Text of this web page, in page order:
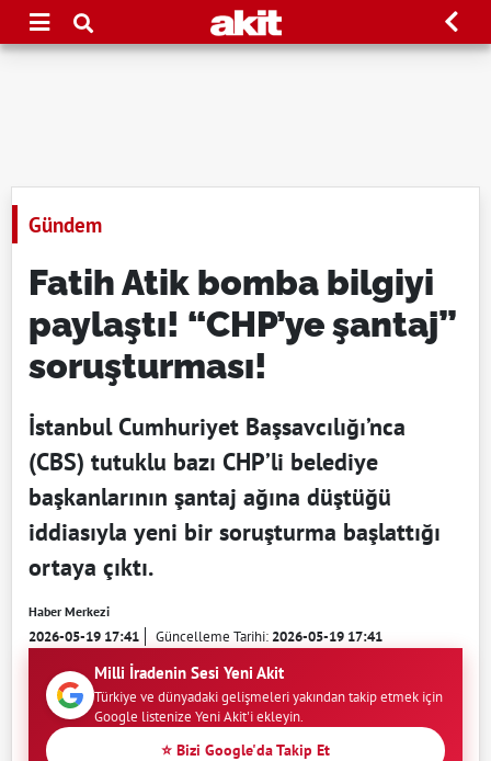
Gündem
Fatih Atik bomba bilgiyi
paylaştı! “CHP’ye şantaj”
soruşturması!
İstanbul Cumhuriyet Başsavcılığı’nca
(CBS) tutuklu bazı CHP’li belediye
başkanlarının şantaj ağına düştüğü
iddiasıyla yeni bir soruşturma başlattığı
ortaya çıktı.
Haber Merkezi
2026-05-19 17:41 Güncelleme Tarihi:2026-05-19 17:41
Milli İradenin Sesi Yeni Akit
Türkiye ve dünyadaki gelişmeleri yakından takip etmek için
Google listenize Yeni Akit'i ekleyin.
⭐ Bizi Google'da Takip Et